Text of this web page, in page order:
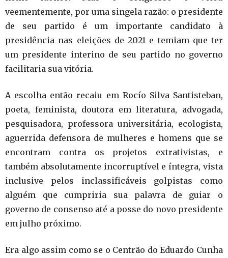
veementemente, por uma singela razão: o presidente
de seu partido é um importante candidato à
presidência nas eleições de 2021 e temiam que ter
um presidente interino de seu partido no governo
facilitaria sua vitória.
A escolha então recaiu em Rocío Silva Santisteban,
poeta, feminista, doutora em literatura, advogada,
pesquisadora, professora universitária, ecologista,
aguerrida defensora de mulheres e homens que se
encontram contra os projetos extrativistas, e
também absolutamente incorruptível e íntegra, vista
inclusive pelos inclassificáveis golpistas como
alguém que cumpriria sua palavra de guiar o
governo de consenso até a posse do novo presidente
em julho próximo.
Era algo assim como se o Centrão do Eduardo Cunha